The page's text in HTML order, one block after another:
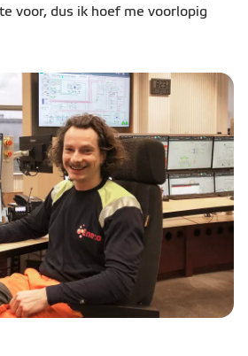
voor, dus ik hoef me voorlopig